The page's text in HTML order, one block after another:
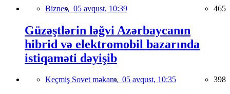
Biznes, 05 avqust, 10:39 465
Güzəştlərin ləğvi Azərbaycanın
hibrid və elektromobil bazarında
istiqaməti dəyişib
Keçmiş Sovet məkanı, 05 avqust, 10:35 398